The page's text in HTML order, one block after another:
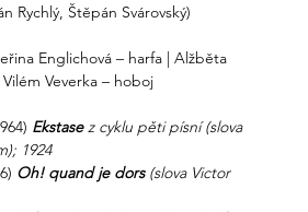
Rychlý, Štěpán Svárovský)
Englichová – harfa | Alžběta
Veverka – hoboj
Ekstase z cyklu pěti písní (slova
1924
Oh! quand je dors (slova Victor